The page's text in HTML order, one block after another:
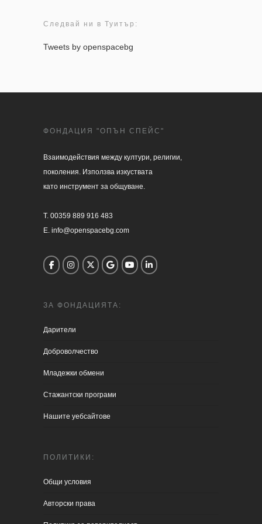
Следвай ни в Туитър:
Tweets by openspacebg
ФОНДАЦИЯ "ОПЪН СПЕЙС"
Взаимодействия между култури, религии,
поколения. Използва изкуствата
като инструмент за общуване.
T. 00359 889 916 483
E. info@openspacebg.com
ЗА ФОНДАЦИЯТА:
Дарители
Доброволчество
Младежки обмени
Стажантски програми
Нашите уебсайтове
ПОЛИТИКИ:
Общи условия
Aвторски права